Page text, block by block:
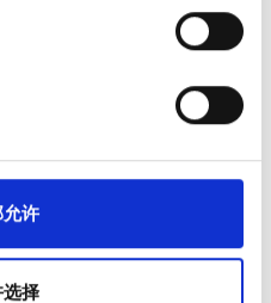
对我们网站的使用情况，
许
选择